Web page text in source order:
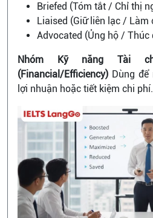
Briefed (Tóm tắt / Chỉ thị
Liaised (Giữ liên lạc / Làm
Advocated (Ủng hộ / Thúc
Nhóm Kỹ năng Tài
(Financial/Efficiency) Dùng
lợi nhuận hoặc tiết kiệm chi phí.